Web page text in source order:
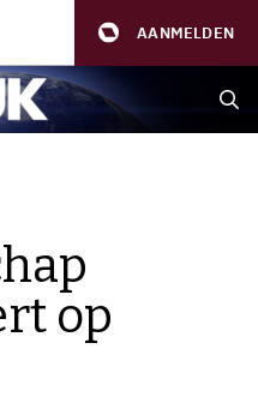
AANMELDEN
op